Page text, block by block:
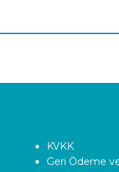
KVKK
Geri Ödeme